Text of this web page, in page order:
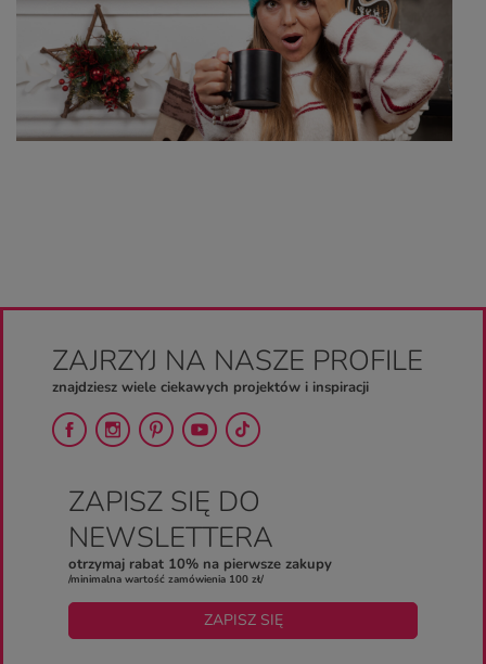
ZAJRZYJ NA NASZE PROFILE
znajdziesz wiele ciekawych projektów i inspiracji
ZAPISZ SIĘ DO
NEWSLETTERA
otrzymaj rabat 10% na pierwsze zakupy
/minimalna wartość zamówienia 100 zł/
ZAPISZ SIĘ